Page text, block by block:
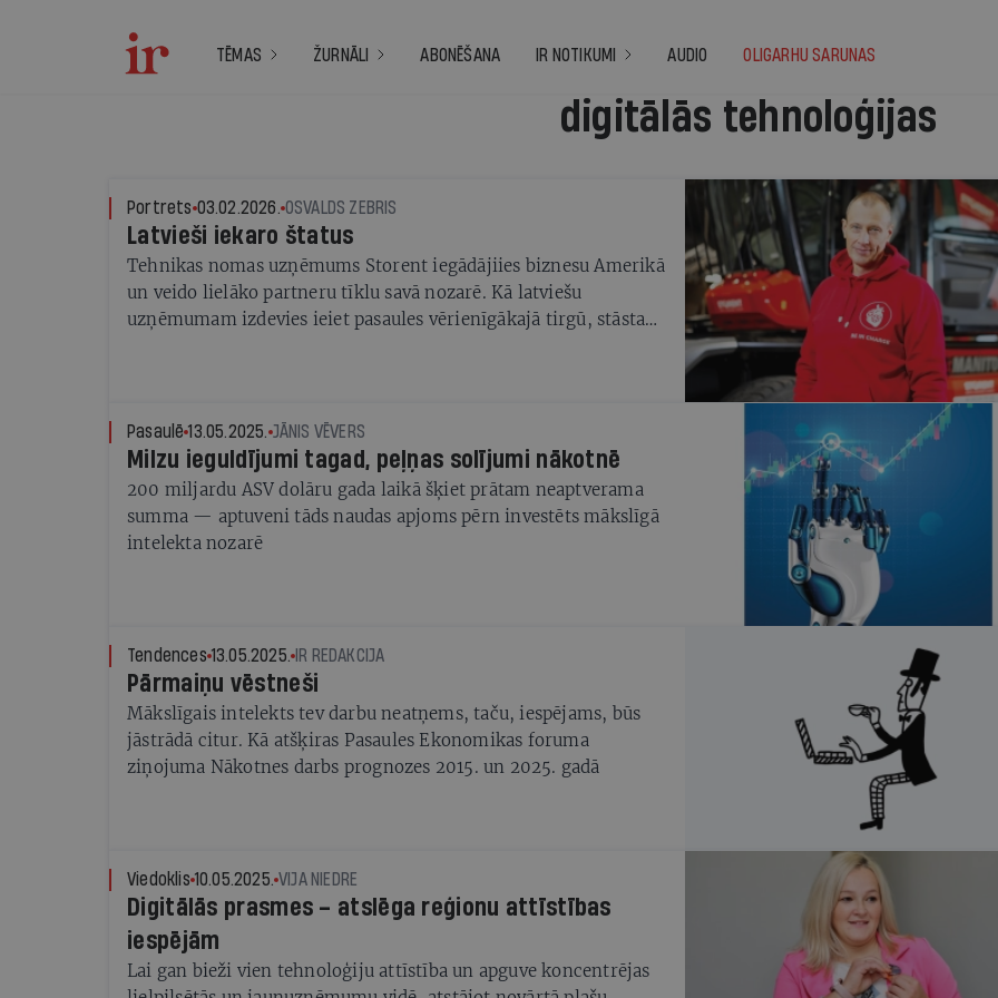
TĒMAS ŽURNĀLI ABONĒŠANA IR NOTIKUMI AUDIO OLIGARHU SARUNAS
digitālās tehnoloģijas
Portrets 03.02.2026. OSVALDS ZEBRIS
Latvieši iekaro štatus
Tehnikas nomas uzņēmums Storent iegādājiies biznesu Amerikā
un veido lielāko partneru tīklu savā nozarē. Kā latviešu
uzņēmumam izdevies ieiet pasaules vērienīgākajā tirgū, stāsta
Pasaulē 13.05.2025. JĀNIS VĒVERS
Milzu ieguldījumi tagad, peļņas solījumi nākotnē
200 miljardu ASV dolāru gada laikā šķiet prātam neaptverama
summa — aptuveni tāds naudas apjoms pērn investēts mākslīgā
intelekta nozarē
Tendences 13.05.2025. IR REDAKCIJA
Pārmaiņu vēstneši
Mākslīgais intelekts tev darbu neatņems, taču, iespējams, būs
jāstrādā citur. Kā atšķiras Pasaules Ekonomikas foruma
ziņojuma Nākotnes darbs prognozes 2015. un 2025. gadā
Viedoklis 10.05.2025. VIJA NIEDRE
Digitālās prasmes – atslēga reģionu attīstības
iespējām
Lai gan bieži vien tehnoloģiju attīstība un apguve koncentrējas